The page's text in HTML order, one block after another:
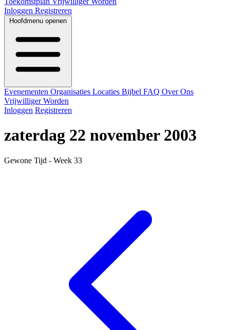
Inloggen Registreren
Hoofdmenu openen
Evenementen Organisaties Locaties Bijbel FAQ Over Ons
Vrijwilliger Worden
Inloggen Registreren
zaterdag 22 november 2003
Gewone Tijd - Week 33